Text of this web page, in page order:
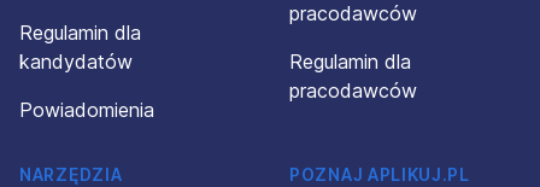
Regulamin dla
kandydatów
Powiadomienia
pracodawców
Regulamin dla
pracodawców
NARZĘDZIA
POZNAJ APLIKUJ.PL